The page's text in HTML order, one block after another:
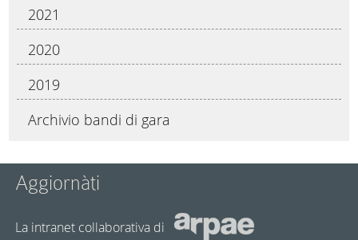
2021
2020
2019
Archivio bandi di gara
Aggiornàti
La intranet collaborativa di